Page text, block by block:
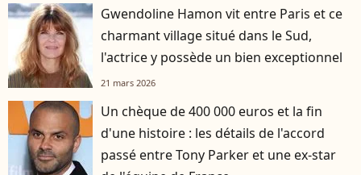
Gwendoline Hamon vit entre Paris et ce
charmant village situé dans le Sud,
l'actrice y possède un bien exceptionnel
21 mars 2026
Un chèque de 400 000 euros et la fin
d'une histoire : les détails de l'accord
passé entre Tony Parker et une ex-star